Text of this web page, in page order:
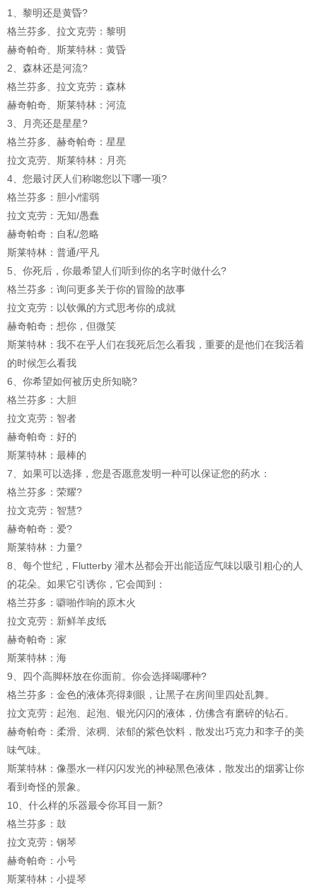
1、黎明还是黄昏?
格兰芬多、拉文克劳：黎明
赫奇帕奇、斯莱特林：黄昏
2、森林还是河流?
格兰芬多、拉文克劳：森林
赫奇帕奇、斯莱特林：河流
3、月亮还是星星?
格兰芬多、赫奇帕奇：星星
拉文克劳、斯莱特林：月亮
4、您最讨厌人们称唿您以下哪一项?
格兰芬多：胆小/懦弱
拉文克劳：无知/愚蠢
赫奇帕奇：自私/忽略
斯莱特林：普通/平凡
5、你死后，你最希望人们听到你的名字时做什么?
格兰芬多：询问更多关于你的冒险的故事
拉文克劳：以钦佩的方式思考你的成就
赫奇帕奇：想你，但微笑
斯莱特林：我不在乎人们在我死后怎么看我，重要的是他们在我活着
的时候怎么看我
6、你希望如何被历史所知晓?
格兰芬多：大胆
拉文克劳：智者
赫奇帕奇：好的
斯莱特林：最棒的
7、如果可以选择，您是否愿意发明一种可以保证您的药水：
格兰芬多：荣耀?
拉文克劳：智慧?
赫奇帕奇：爱?
斯莱特林：力量?
8、每个世纪，Flutterby 灌木丛都会开出能适应气味以吸引粗心的人
的花朵。如果它引诱你，它会闻到：
格兰芬多：噼啪作响的原木火
拉文克劳：新鲜羊皮纸
赫奇帕奇：家
斯莱特林：海
9、四个高脚杯放在你面前。你会选择喝哪种?
格兰芬多：金色的液体亮得刺眼，让黑子在房间里四处乱舞。
拉文克劳：起泡、起泡、银光闪闪的液体，仿佛含有磨碎的钻石。
赫奇帕奇：柔滑、浓稠、浓郁的紫色饮料，散发出巧克力和李子的美
味气味。
斯莱特林：像墨水一样闪闪发光的神秘黑色液体，散发出的烟雾让你
看到奇怪的景象。
10、什么样的乐器最令你耳目一新?
格兰芬多：鼓
拉文克劳：钢琴
赫奇帕奇：小号
斯莱特林：小提琴